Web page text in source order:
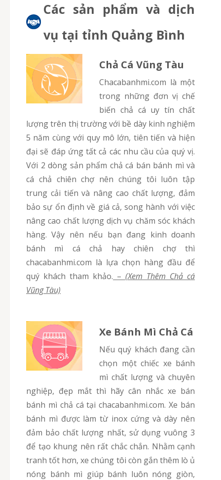
Các sản phẩm và dịch
vụ tại tỉnh Quảng Bình
Chả Cá Vũng Tàu
chacabanhmi.com là một
trong những đơn vị chế
biến chả cá uy tín chất
lượng trên thị trường với bề dày kinh nghiệm
5 năm cùng với quy mô lớn, tiên tiến và hiện
đại sẽ đáp ứng tất cả các nhu cầu của quý vị.
Với 2 dòng sản phẩm chả cá bán bánh mì và
cá chả chiên chợ nên chúng tôi luôn tập
trung cải tiến và nâng cao chất lượng, đảm
bảo sự ổn định về giá cả, song hành với việc
nâng cao chất lượng dịch vụ chăm sóc khách
hàng. Vậy nên nếu bạn đang kinh doanh
bánh mì cá chả hay chiên chợ thì
chacabanhmi.com là lựa chọn hàng đầu để
quý khách tham khảo. – (Xem Thêm Chả cá
Vũng Tàu)
Xe Bánh Mì Chả Cá
Nếu quý khách đang cần
chọn một chiếc xe bánh
mì chất lượng và chuyên
nghiệp, đẹp mắt thì hãy cân nhắc xe bán
bánh mì chả cá tại chacabanhmi.com. Xe bán
bánh mì được làm từ inox cứng và dày nên
đảm bảo chất lượng nhất, sử dụng vuông 3
để tạo khung nên rất chắc chắn. Nhằm cạnh
tranh tốt hơn, xe chúng tôi còn gắn thêm lò ủ
nóng bánh mì giúp bánh luôn nóng giòn,